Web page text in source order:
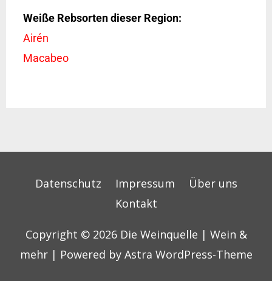
Weiße Rebsorten dieser Region:
Airén
Macabeo
Datenschutz Impressum
Über uns
Kontakt
Copyright © 2026 Die Weinquelle | Wein &
mehr| Powered by Astra WordPress-Theme